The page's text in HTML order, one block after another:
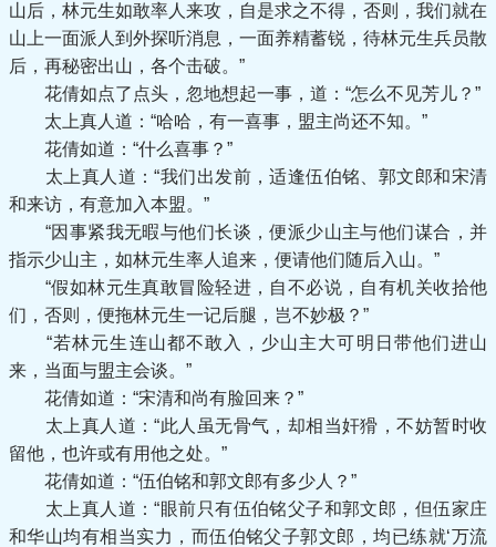
山后，林元生如敢率人来攻，自是求之不得，否则，我们就在
山上一面派人到外探听消息，一面养精蓄锐，待林元生兵员散
后，再秘密出山，各个击破。”
花倩如点了点头，忽地想起一事，道：“怎么不见芳儿？”
太上真人道：“哈哈，有一喜事，盟主尚还不知。”
花倩如道：“什么喜事？”
太上真人道：“我们出发前，适逢伍伯铭、郭文郎和宋清
和来访，有意加入本盟。”
“因事紧我无暇与他们长谈，便派少山主与他们谋合，并
指示少山主，如林元生率人追来，便请他们随后入山。”
“假如林元生真敢冒险轻进，自不必说，自有机关收拾他
们，否则，便拖林元生一记后腿，岂不妙极？”
“若林元生连山都不敢入，少山主大可明日带他们进山
来，当面与盟主会谈。”
花倩如道：“宋清和尚有脸回来？”
太上真人道：“此人虽无骨气，却相当奸猾，不妨暂时收
留他，也许或有用他之处。”
花倩如道：“伍伯铭和郭文郎有多少人？”
太上真人道：“眼前只有伍伯铭父子和郭文郎，但伍家庄
和华山均有相当实力，而伍伯铭父子郭文郎，均已练就‘万流